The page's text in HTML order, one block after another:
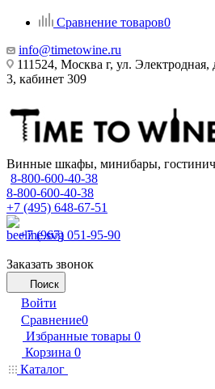
Сравнение товаров0
info@timetowine.ru
111524, Москва г, ул.
3, кабинет 309
Винные шкафы, минибары,
8-800-600-40-38
8-800-600-40-38
+7 (495) 648-67-51
+7 (967) 051-95-90
Заказать звонок
Поиск
Войти
Сравнение0
Избранные товары 0
Корзина 0
Каталог